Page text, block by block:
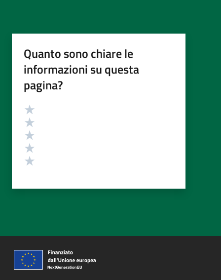
Quanto sono chiare le
informazioni su questa
pagina?
Valutazione